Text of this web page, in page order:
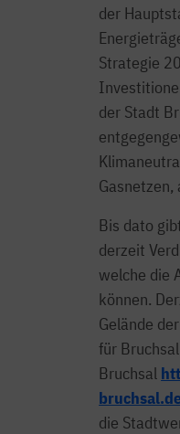
der
Strategie
der Stadt
Gasnetzen,
Bis dato
derzeit
welche die
können.
Gelände
für
Bruchsal
die